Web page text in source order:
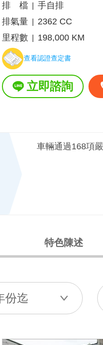
排 檔
手自排
排氣量
2362 CC
里程數
198,000 KM
查看認證查定書
立即諮詢
車輛通過168項
特色陳述